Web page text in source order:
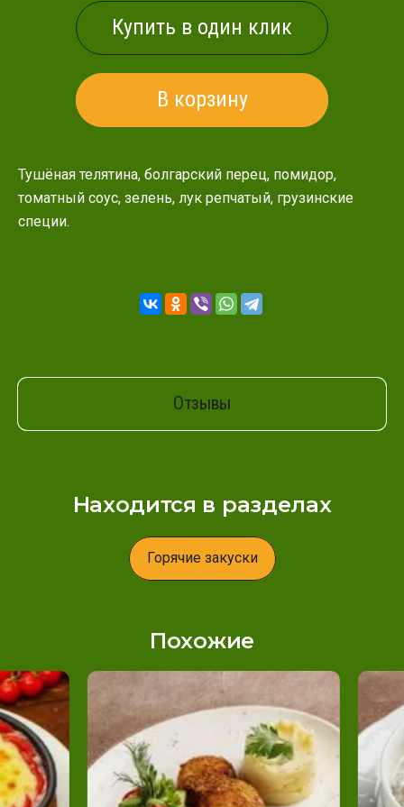
В корзину
Купить в один клик
Тушёная телятина, болгарский перец, помидор,
томатный соус, зелень, лук репчатый, грузинские
специи.
Отзывы
Находится в разделах
Горячие закуски
Похожие